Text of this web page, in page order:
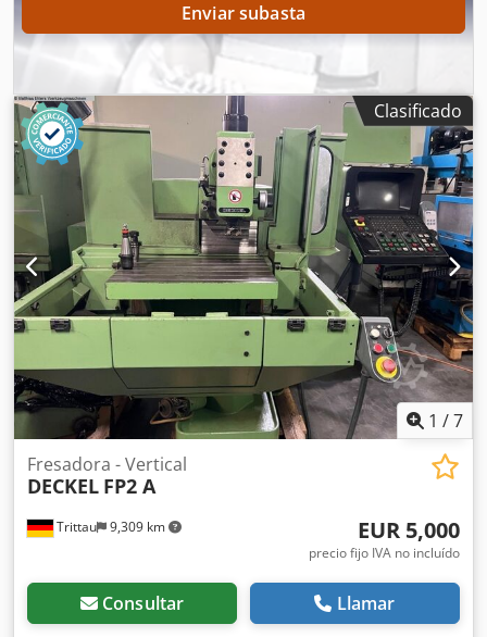
Enviar subasta
Clasificado
1 /7
Trittau 9,309 km
Fresadora - Vertical
DECKEL FP2 A
EUR 5,000
precio fijo IVA no incluído
Consultar Llamar